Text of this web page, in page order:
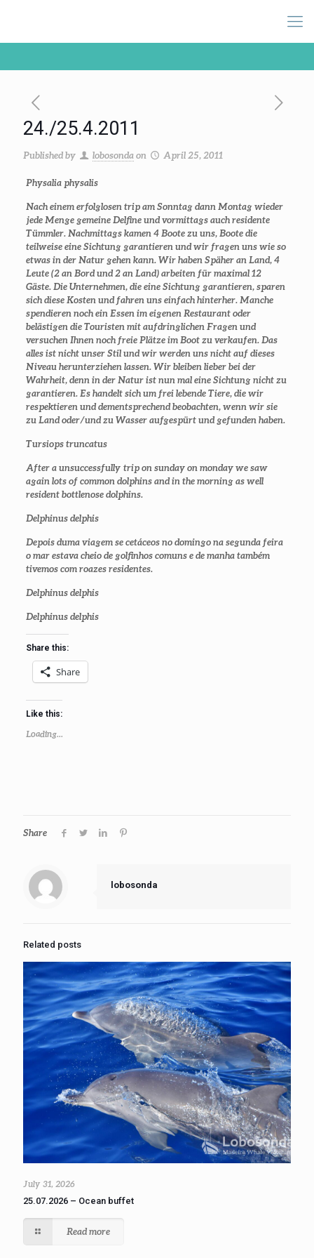
24./25.4.2011
Published by lobosonda on April 25, 2011
Physalia physalis
Nach einem erfolglosen trip am Sonntag dann Montag wieder
jede Menge gemeine Delfine und vormittags auch residente
Tümmler. Nachmittags kamen 4 Boote zu uns, Boote die
teilweise eine Sichtung garantieren und wir fragen uns wie so
etwas in der Natur gehen kann. Wir haben Späher an Land, 4
Leute (2 an Bord und 2 an Land) arbeiten für maximal 12
Gäste. Die Unternehmen, die eine Sichtung garantieren, sparen
sich diese Kosten und fahren uns einfach hinterher. Manche
spendieren noch ein Essen im eigenen Restaurant oder
belästigen die Touristen mit aufdringlichen Fragen und
versuchen Ihnen noch freie Plätze im Boot zu verkaufen. Das
alles ist nicht unser Stil und wir werden uns nicht auf dieses
Niveau herunterziehen lassen. Wir bleiben lieber bei der
Wahrheit, denn in der Natur ist nun mal eine Sichtung nicht zu
garantieren. Es handelt sich um frei lebende Tiere, die wir
respektieren und dementsprechend beobachten, wenn wir sie
zu Land oder/und zu Wasser aufgespürt und gefunden haben.
Tursiops truncatus
After a unsuccessfully trip on sunday on monday we saw
again lots of common dolphins and in the morning as well
resident bottlenose dolphins.
Delphinus delphis
Depois duma viagem se cetáceos no domingo na segunda feira
o mar estava cheio de golfinhos comuns e de manha também
tivemos com roazes residentes.
Delphinus delphis
Delphinus delphis
Share this:
Share
Like this:
Loading...
Share
lobosonda
Related posts
July 31, 2026
25.07.2026 – Ocean buffet
Read more